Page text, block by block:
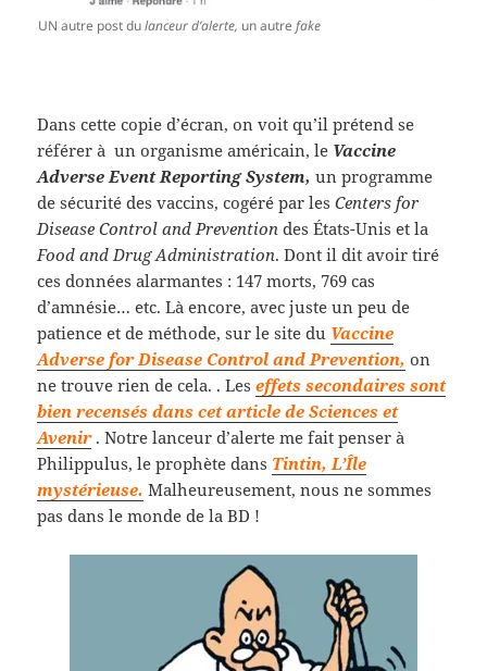
UN autre post dulanceur d’alerte, un autre fake
Dans cette copie d’écran, on voit qu’il prétend se
référer à un organisme américain, le Vaccine
Adverse Event Reporting System, un programme
de sécurité des vaccins, cogéré par lesCenters for
Disease Control and Prevention des États-Unis et la
Food and Drug Administration. Dont il dit avoir tiré
ces données alarmantes : 147 morts, 769 cas
d’amnésie… etc. Là encore, avec juste un peu de
patience et de méthode, sur le site du Vaccine
Adverse for Disease Control and Prevention, on
ne trouve rien de cela. . Leseffets secondaires sont
bien recensés dans cet article de Sciences et
Avenir. Notre lanceur d’alerte me fait penser à
Philippulus, le prophète dans Tintin, L’Île
mystérieuse. Malheureusement, nous ne sommes
pas dans le monde de la BD !